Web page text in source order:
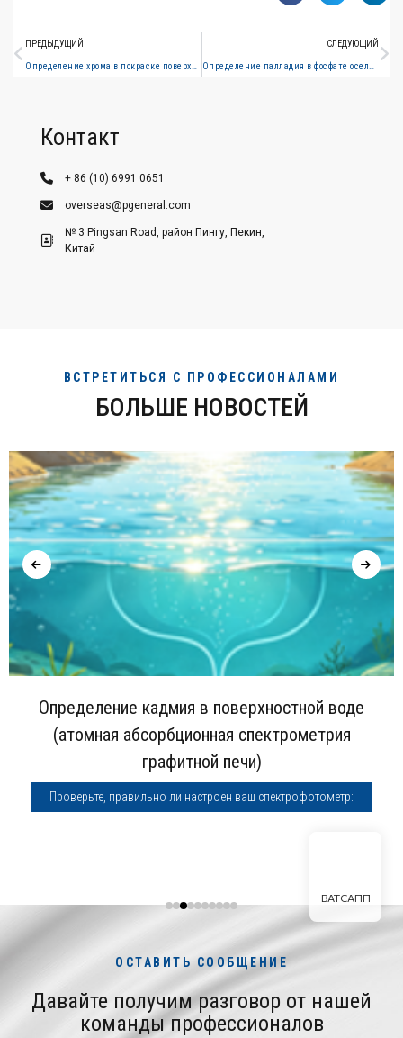
ПРЕДЫДУЩИЙ СЛЕДУЮЩИЙ
Контакт
+ 86 (10) 6991 0651
overseas@pgeneral.com
№ 3 Pingsan Road, район Пингу, Пекин,
Китай
ВСТРЕТИТЬСЯ С ПРОФЕССИОНАЛАМИ
БОЛЬШЕ НОВОСТЕЙ
Определение кадмия в поверхностной воде
(атомная абсорбционная спектрометрия
графитной печи)
Проверьте, правильно ли настроен ваш спектрофотометр:
ОСТАВИТЬ СООБЩЕНИЕ
Давайте получим разговор от нашей
команды профессионалов
ВАТСАПП